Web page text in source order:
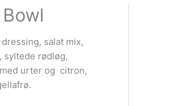
salat mix,
syltede rødløg,
urter og citron,